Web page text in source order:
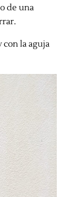
de una
la aguja